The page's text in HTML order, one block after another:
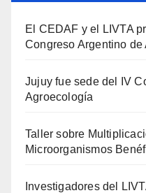
El CEDAF y el LIVTA
Congreso Argentino de
Jujuy fue sede del IV
Agroecología
Taller sobre
Microorganismos
Investigadores del